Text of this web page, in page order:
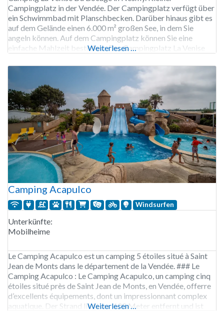
Campingplatz in der Vendée. Der Campingplatz verfügt über
ein Schwimmbad mit Planschbecken. Darüber hinaus gibt es
auf dem Gelände einen 6.000 m² großen See, in dem Sie
angeln können. Auf dem Campingplatz können Sie eine
einfache Mahlzeit bestellen. Der Campingplatz La Venise
Weiterlesen …
Camping Acapulco
Windsurfen
Unterkünfte:
Mobilheime
Le Camping Acapulco est un camping 5 étoiles situé à Saint
Jean de Monts dans le département de la Vendée. ### Le
Camping Acapulco : Le Camping Acapulco, un camping cinq
étoiles situé près de Saint Jean de Monts, en Vendée, offerre
d’excellents équipements, dont un impressionnant complex
aquatique. Der Strand liegt nur 600 Meter entfernt und ist
Weiterlesen …